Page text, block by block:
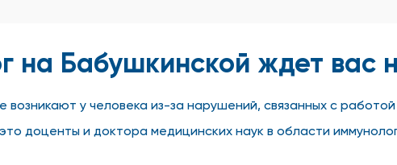
на Бабушкинской ждет вас
возникают у человека из-за нарушений, связанных с
доценты и доктора медицинских наук в области